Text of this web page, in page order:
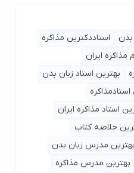
استاددکترین مذاکره
ایران
استاد زبان بدن
مذاکره ایران
کتاب
مدرس زبان بدن
مدرس مذاکره